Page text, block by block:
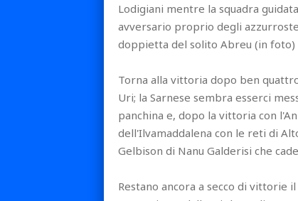
Lodigiani mentre la squadra
avversario proprio degli
doppietta del solito Abreu (in
Torna alla vittoria dopo ben
Uri; la Sarnese sembra esserci
panchina e, dopo la vittoria con
dell'Ilvamaddalena con le reti di
Gelbison di Nanu Galderisi che
Restano ancora a secco di vittorie